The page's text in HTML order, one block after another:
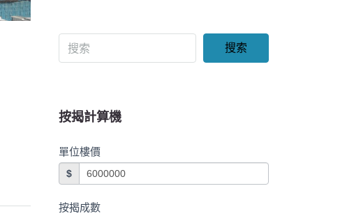
搜索
按揭計算機
單位樓價
$
按揭成數